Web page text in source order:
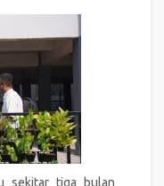
sekitar tiga bulan